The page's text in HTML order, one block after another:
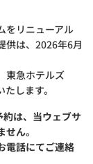
をリニューアル
供は、2026年6月
東急ホテルズ
します。
は、当ウェブサ
ん。
電話にてご連絡